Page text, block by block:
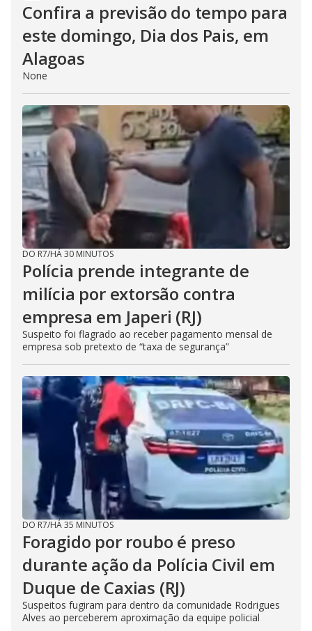
Confira a previsão do tempo para
este domingo, Dia dos Pais, em
Alagoas
None
DO R7/HÁ 30 MINUTOS
Polícia prende integrante de
milícia por extorsão contra
empresa em Japeri (RJ)
Suspeito foi flagrado ao receber pagamento mensal de
empresa sob pretexto de “taxa de segurança”
DO R7/HÁ 35 MINUTOS
Foragido por roubo é preso
durante ação da Polícia Civil em
Duque de Caxias (RJ)
Suspeitos fugiram para dentro da comunidade Rodrigues
Alves ao perceberem aproximação da equipe policial